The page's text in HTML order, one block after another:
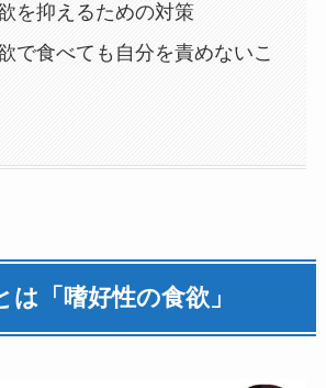
を抑えるための対策
で食べても自分を責めないこ
は「嗜好性の食欲」